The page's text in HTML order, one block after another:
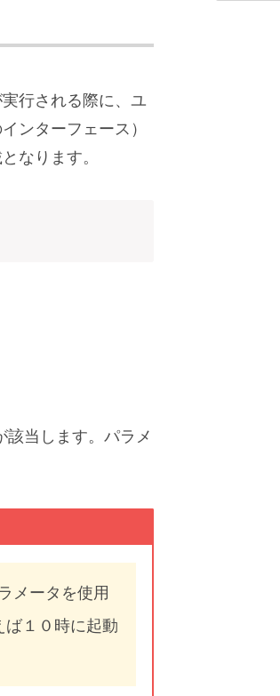
行される際に、ユ
ンターフェース）
なります。
該当します。パラメ
メータを使用
ば１０時に起動